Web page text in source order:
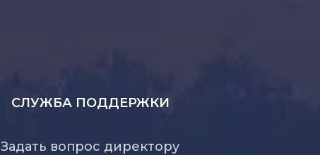
СЛУЖБА ПОДДЕРЖКИ
Задать вопрос директору